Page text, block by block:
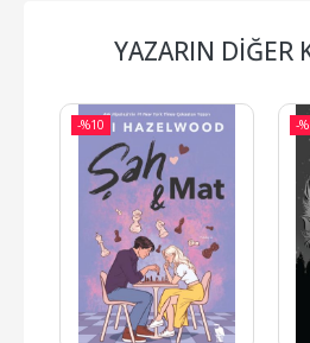
YAZARIN DIĞER
-%10 -%